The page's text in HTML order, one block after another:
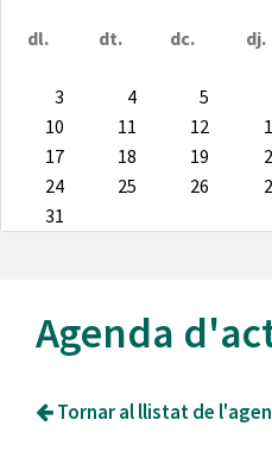
dl. dt. dc. dj.
3
4 5
10
11 12
17
18 19
24
25 26
31
Agenda
Tornar al llistat de